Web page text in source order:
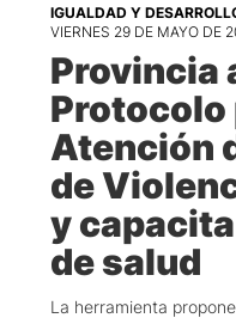
IGUALDAD Y
VIERNES 29 DE MAYO DE
Provincia
Protocolo
Atención
de
y
de salud
La herramienta